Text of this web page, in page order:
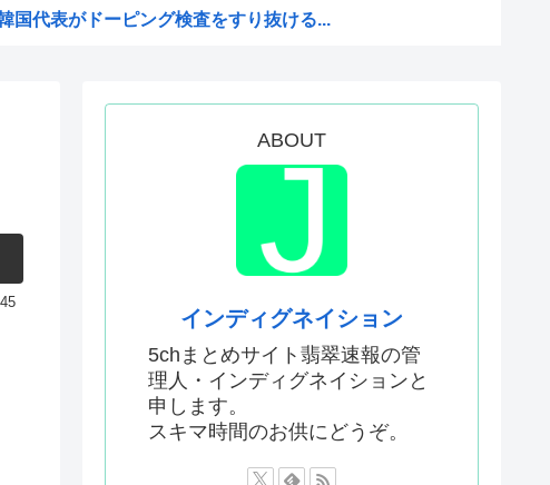
国代表がドーピング検査をすり抜ける...
」自民党県議団の幹部から約2000...
んのX乗っ取り事件、いまだに未解決
54歳、明らかにケンモメン
チン協会、FIFA会長に確固たる...
「ロケバスには運転手いた。常識的に...
から逮捕されない」は間違いだった…...
、パワーが色々おかしいwww
オ●ニーしてる動画 or 高市早苗...
高いんだ！」 英高級紙も驚愕した極...
がないので痛みは感じませんよ」医者...
ABOUT
インディグネイション
5chまとめサイト翡翠速報の管
理人・インディグネイションと
申します。
スキマ時間のお供にどうぞ。